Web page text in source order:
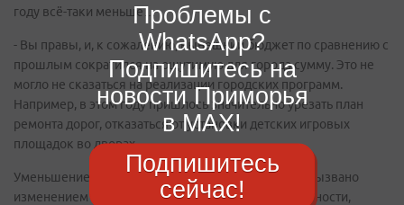
году всё-таки меньше…
- Вы правы, и, к сожалению, нынешний бюджет по сравнению с
прошлым сократился на ощутимую для города сумму. Это не
могло не сказаться на реализации городских программ.
Например, в этом году пришлось значительно урезать план
ремонта дорог, отказаться от установки детских игровых
площадок во дворах.
Уменьшение доходной части бюджета во многом вызвано
изменением бюджетного законодательства. В частности,
Проблемы с
WhatsApp?
Подпишитесь на
новости Приморья
в MAX!
Подпишитесь
сейчас!